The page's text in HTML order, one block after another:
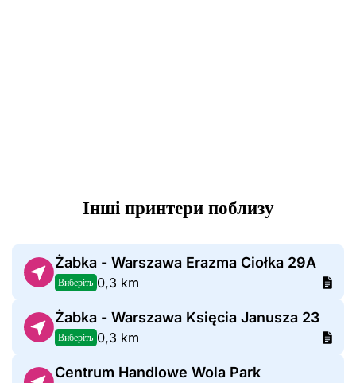
Інші принтери поблизу
Żabka - Warszawa Erazma Ciołka 29A
Виберіть 0,3 km
Żabka - Warszawa Księcia Janusza 23
Виберіть 0,3 km
Centrum Handlowe Wola Park